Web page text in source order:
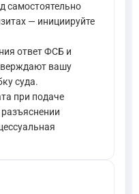
самостоятельно
— инициируйте
ответ ФСБ и
вашу
суда.
при подаче